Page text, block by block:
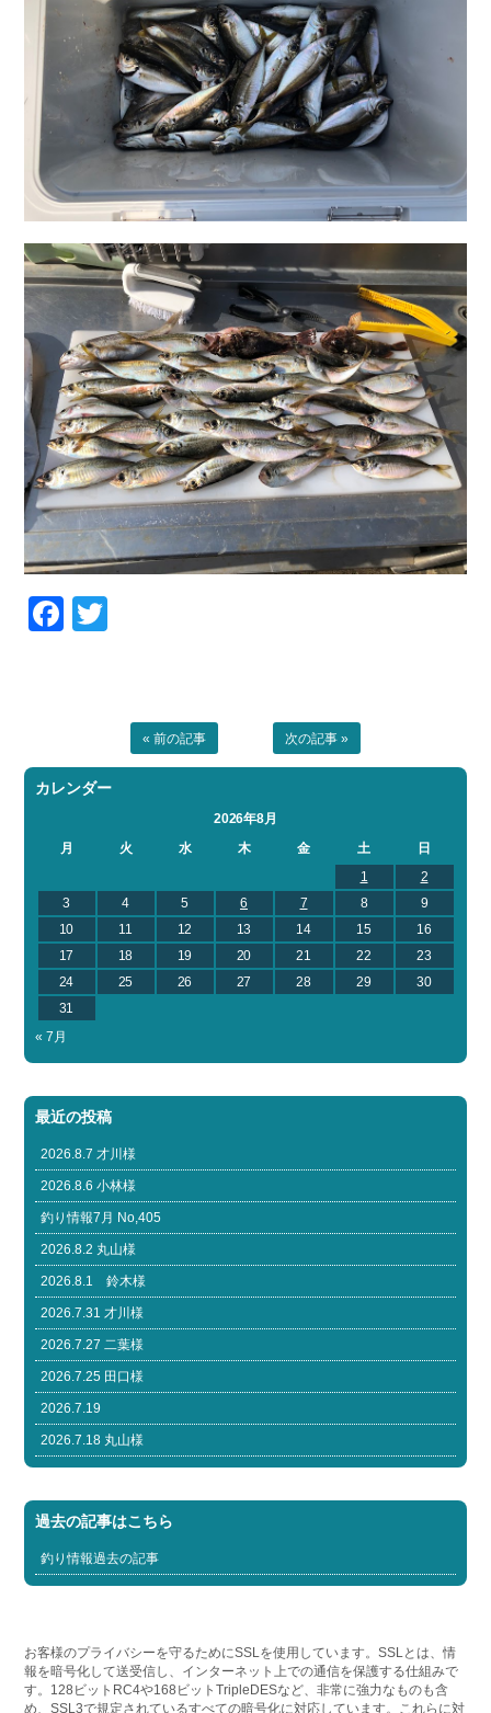
Facebook
« 前の記事 次の記事 »
カレンダー
2026年8月
月
火 水 木 金 土
日
1
2
3
4 5 6 7 8
9
10
11 12 13 14 15
16
17
18 19 20 21 22
23
24
25 26 27 28 29
30
31
« 7月
最近の投稿
2026.8.7 才川様
2026.8.6 小林様
釣り情報7月 No,405
2026.8.2 丸山様
2026.8.1 鈴木様
2026.7.31 才川様
2026.7.27 二葉様
2026.7.25 田口様
2026.7.19
2026.7.18 丸山様
過去の記事はこちら
釣り情報過去の記事
お客様のプライバシーを守るためにSSLを使用しています。SSLとは、情
報を暗号化して送受信し、インターネット上での通信を保護する仕組みで
す。128ビットRC4や168ビットTripleDESなど、非常に強力なものも含
め、SSL3で規定されているすべての暗号化に対応しています。これらに対